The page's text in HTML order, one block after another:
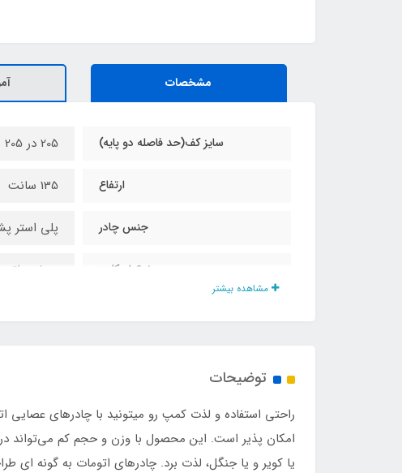
مشخصات
سایز کف(حد فاصله دو پایه) 205 در 205 سانت
ارتفاع 135 سانت
جنس چادر پلی استر
نوع اسکلت عصایی
مناسب برای نشستن 4_5 نفر
مشاهده بیشتر
توضیحات
راحتی استفاده و لذت کمپ رو میتونید با چادرهای عصایی
امکان پذیر است. این محصول با وزن و حجم کم می‌تواند
یا کویر و یا جنگل، لذت برد. چادرهای اتومات به گونه